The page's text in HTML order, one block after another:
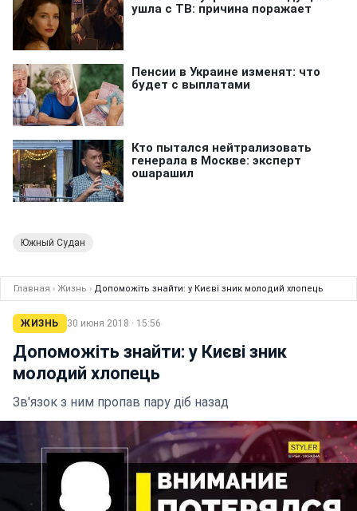
Южный Судан
Главная › Жизнь › Допоможіть знайти: у Києві зник молодий хлопець
ЖИЗНЬ 30 июня 2018 · 15:56
Допоможіть знайти: у Києві зник
молодий хлопець
Зв'язок з ним пропав пару діб назад